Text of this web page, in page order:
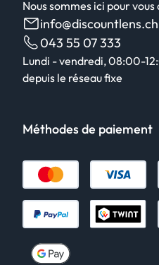
Nous sommes ici pour vous
info@discountlens.ch
043 55 07 333
Lundi - vendredi, 08:00-
depuis le réseau fixe
Méthodes de paiement